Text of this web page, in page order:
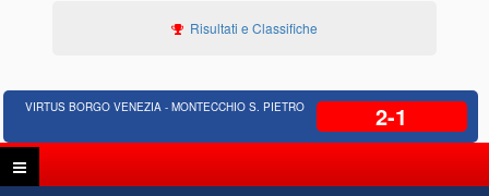
Risultati e Classifiche
VIRTUS BORGO VENEZIA - MONTECCHIO S. PIETRO 2-1